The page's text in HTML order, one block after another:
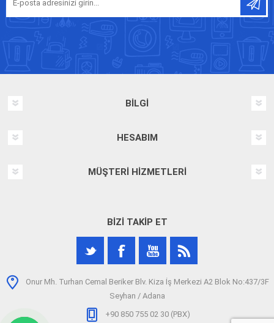
BILGI
HESABIM
MÜŞTERI HIZMETLERI
BIZI TAKIP ET
Onur Mh. Turhan Cemal Beriker Blv. Kiza İş Merkezi A2 Blok No:437/3F
Seyhan / Adana
+90 850 755 02 30 (PBX)